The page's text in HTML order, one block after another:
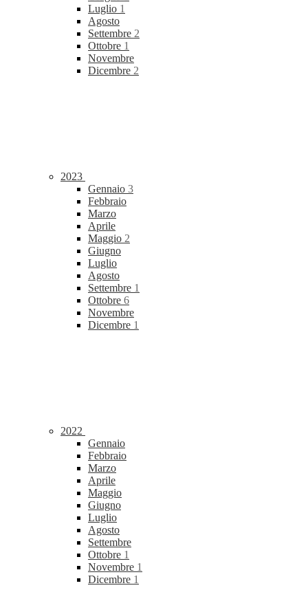
Luglio 1
Agosto
Settembre 2
Ottobre 1
Novembre
Dicembre 2
2023
Gennaio 3
Febbraio
Marzo
Aprile
Maggio 2
Giugno
Luglio
Agosto
Settembre 1
Ottobre 6
Novembre
Dicembre 1
2022
Gennaio
Febbraio
Marzo
Aprile
Maggio
Giugno
Luglio
Agosto
Settembre
Ottobre 1
Novembre 1
Dicembre 1